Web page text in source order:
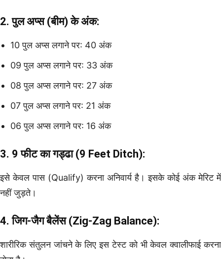
2. पुल अप्स (बीम) के अंक:
10 पुल अप्स लगाने पर: 40 अंक
09 पुल अप्स लगाने पर: 33 अंक
08 पुल अप्स लगाने पर: 27 अंक
07 पुल अप्स लगाने पर: 21 अंक
06 पुल अप्स लगाने पर: 16 अंक
3. 9 फीट का गड्ढा (9 Feet Ditch):
इसे केवल पास (Qualify) करना अनिवार्य है। इसके कोई अंक मेरिट में
नहीं जुड़ते।
4. जिग-जैग बैलेंस (Zig-Zag Balance):
शारीरिक संतुलन जांचने के लिए इस टेस्ट को भी केवल क्वालीफाई करना